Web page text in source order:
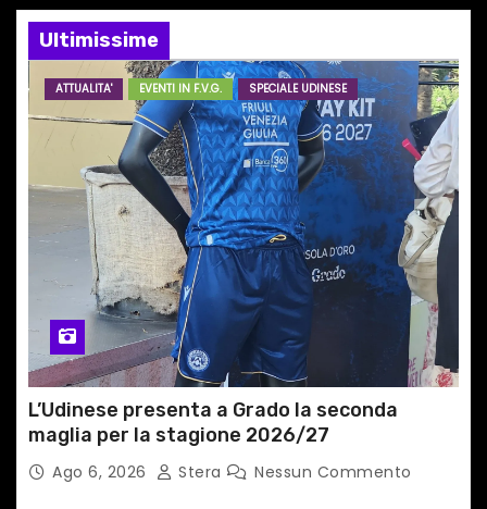
e
a
r
i
c
l
i
Ultimissime
ATTUALITA' EVENTI IN F.V.G. SPECIALE UDINESE
L’Udinese presenta a Grado la seconda
maglia per la stagione 2026/27
Ago 6, 2026 Stera Nessun Commento